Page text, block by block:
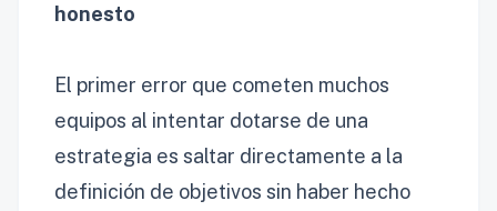
honesto
El primer error que cometen muchos
equipos al intentar dotarse de una
estrategia es saltar directamente a la
definición de objetivos sin haber hecho